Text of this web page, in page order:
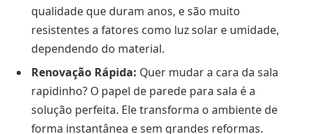
qualidade que duram anos, e são muito
resistentes a fatores como luz solar e umidade,
dependendo do material.
Renovação Rápida: Quer mudar a cara da sala
rapidinho? O papel de parede para sala é a
solução perfeita. Ele transforma o ambiente de
forma instantânea e sem grandes reformas.